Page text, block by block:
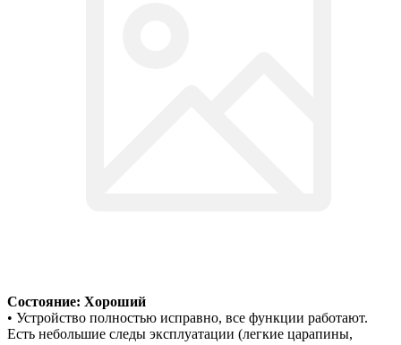
Состояние: Хороший
• Устройство полностью исправно, все функции работают.
Есть небольшие следы эксплуатации (легкие царапины,